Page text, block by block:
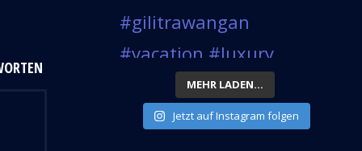
MEHR LADEN...
Jetzt auf Instagram folgen